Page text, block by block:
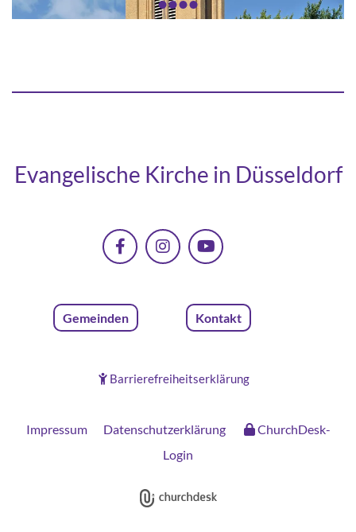
Evangelische Kirche in Düsseldorf
Gemeinden Kontakt
 Barrierefreiheitserklärung
Impressum Datenschutzerklärung
ChurchDesk-
Login